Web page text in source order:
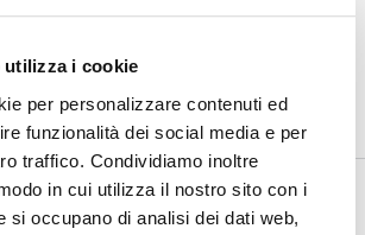
i cookie
per personalizzare contenuti ed
funzionalità dei social media e per
traffico. Condividiamo inoltre
in cui utilizza il nostro sito con i
si occupano di analisi dei dati web,
16
da €
2026
22
December
da €
44.90
24 January
delle agenzie ufficiali di